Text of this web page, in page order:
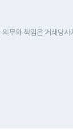
무와 책임은 거래당